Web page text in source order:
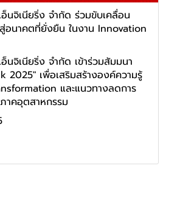
นจิเนียริ่ง จำกัด ร่วมขับเคลื่อน
อนาคตที่ยั่งยืน ในงาน Innovation
นจิเนียริ่ง จำกัด เข้าร่วมสัมมนา
2025" เพื่อเสริมสร้างองค์ความรู้
และแนวทางลดการ
าคอุตสาหกรรม